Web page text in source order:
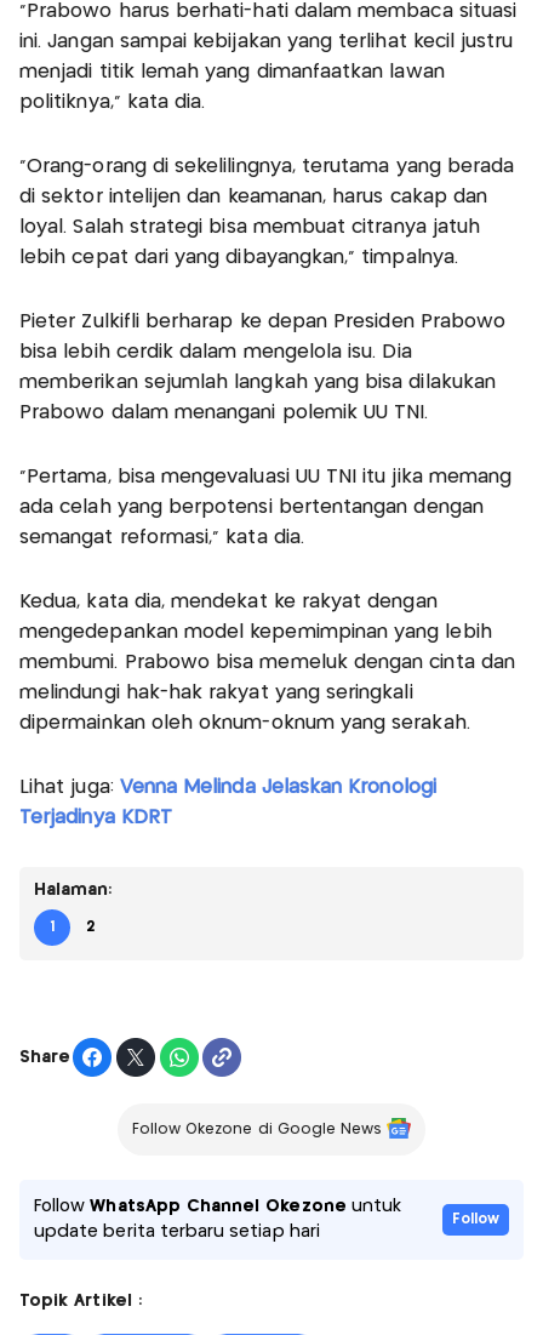
"Prabowo harus berhati-hati dalam membaca situasi
ini. Jangan sampai kebijakan yang terlihat kecil justru
menjadi titik lemah yang dimanfaatkan lawan
politiknya," kata dia.
"Orang-orang di sekelilingnya, terutama yang berada
di sektor intelijen dan keamanan, harus cakap dan
loyal. Salah strategi bisa membuat citranya jatuh
lebih cepat dari yang dibayangkan," timpalnya.
Pieter Zulkifli berharap ke depan Presiden Prabowo
bisa lebih cerdik dalam mengelola isu. Dia
memberikan sejumlah langkah yang bisa dilakukan
Prabowo dalam menangani polemik UU TNI.
"Pertama, bisa mengevaluasi UU TNI itu jika memang
ada celah yang berpotensi bertentangan dengan
semangat reformasi," kata dia.
Kedua, kata dia, mendekat ke rakyat dengan
mengedepankan model kepemimpinan yang lebih
membumi. Prabowo bisa memeluk dengan cinta dan
melindungi hak-hak rakyat yang seringkali
dipermainkan oleh oknum-oknum yang serakah.
Lihat juga: Venna Melinda Jelaskan Kronologi
Terjadinya KDRT
Halaman:
1 2
Share
Follow Okezone di Google News
FollowWhatsApp Channel Okezone untuk
update berita terbaru setiap hari
Follow
Topik Artikel :